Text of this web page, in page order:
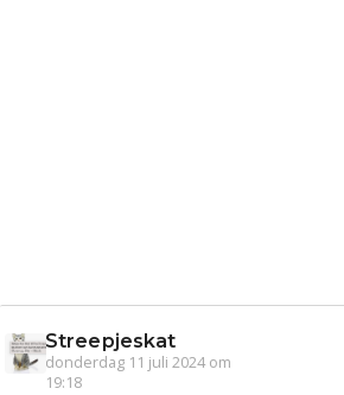
Streepjeskat
donderdag 11 juli 2024 om
19:18